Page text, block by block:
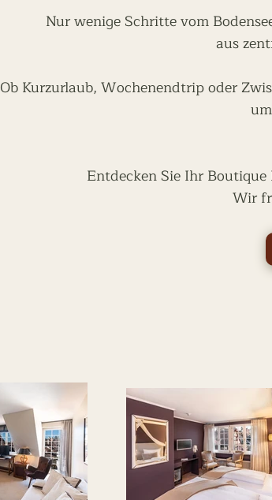
Nur wenige Schritte vom
aus
Ob Kurzurlaub, Wochenendtrip oder
Entdecken Sie Ihr
Wir